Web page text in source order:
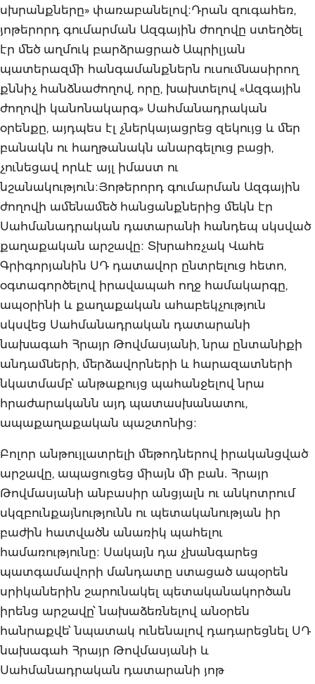
սխրանքները» փառաբանելով։Դրան զուգահեռ,
յոթերորդ գումարման Ազգային ժողովը ստեղծել
էր մեծ աղմուկ բարձրացրած Ապրիլյան
պատերազմի հանգամանքներն ուսումնասիրող
քննիչ հանձնաժողով, որը, խախտելով «Ազգային
ժողովի կանոնակարգ» Սահմանադրական
օրենքը, այդպես էլ չներկայացրեց զեկույց և մեր
բանակն ու հաղթանակն անարգելուց բացի,
չունեցավ որևէ այլ իմաստ ու
նշանակություն։Յոթերորդ գումարման Ազգային
ժողովի ամենամեծ հանցանքներից մեկն էր
Սահմանադրական դատարանի հանդեպ սկսված
քաղաքական արշավը։ Տխրահռչակ Վահե
Գրիգորյանին ՍԴ դատավոր ընտրելուց հետո,
օգտագործելով իրավապահ ողջ համակարգը,
ապօրինի և քաղաքական ահաբեկչություն
սկսվեց Սահմանադրական դատարանի
նախագահ Հրայր Թովմասյանի, նրա ընտանիքի
անդամների, մերձավորների և հարազատների
նկատմամբ՝ անթաքույց պահանջելով նրա
հրաժարականն այդ պատասխանատու,
ապաքաղաքական պաշտոնից։
Բոլոր անթույլատրելի մեթոդներով իրականցված
արշավը, ապացուցեց միայն մի բան․ Հրայր
Թովմասյանի անբասիր անցյալն ու անկոտրում
սկզբունքայնությունն ու պետականության իր
բաժին հատվածն անառիկ պահելու
համառությունը։ Սակայն դա չխանգարեց
պատգամավորի մանդատը ստացած ապօրեն
սրիկաներին շարունակել պետականակործան
իրենց արշավը՝ նախաձեռնելով անօրեն
հանրաքվե՝ նպատակ ունենալով դադարեցնել ՍԴ
նախագահ Հրայր Թովմասյանի և
Սահմանադրական դատարանի յոթ